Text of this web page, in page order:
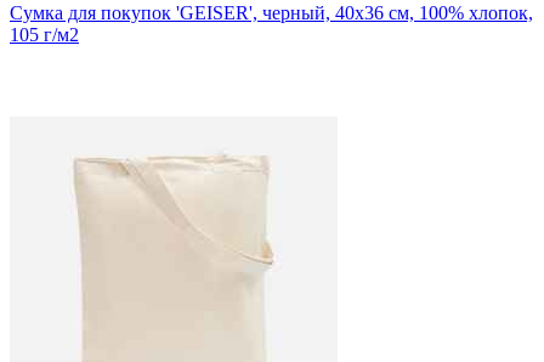
Сумка для покупок 'GEISER', черный, 40x36 см, 100% хлопок,
105 г/м2